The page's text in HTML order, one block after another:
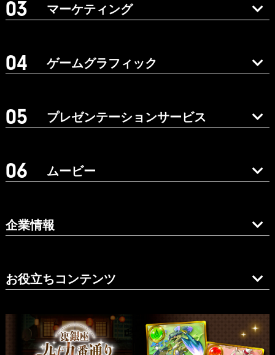
マーケティング
ゲームグラフィック
プレゼンテーションサービス
ムービー
企業情報
お役立ちコンテンツ